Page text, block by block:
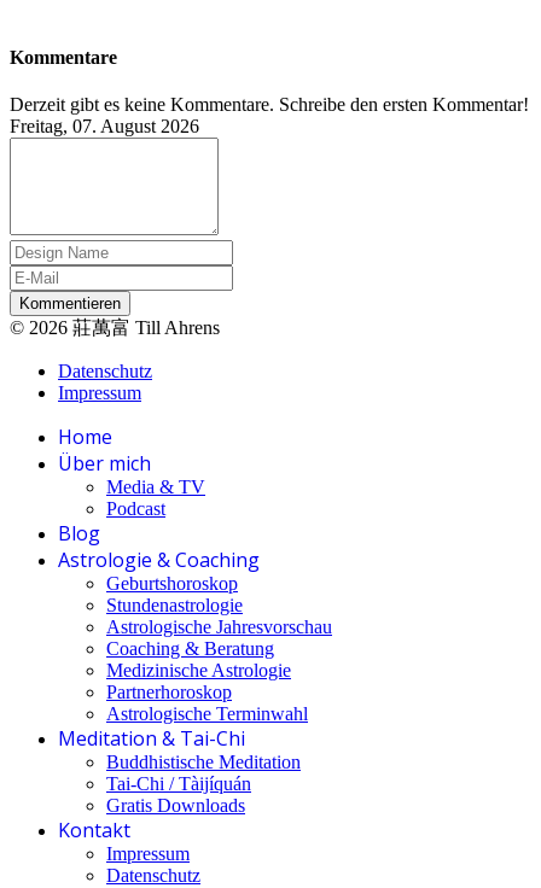
Kommentare
Derzeit gibt es keine Kommentare. Schreibe den ersten Kommentar!
Freitag, 07. August 2026
Kommentieren
© 2026 莊萬富 Till Ahrens
Datenschutz
Impressum
Home
Über mich
Media & TV
Podcast
Blog
Astrologie & Coaching
Geburtshoroskop
Stundenastrologie
Astrologische Jahresvorschau
Coaching & Beratung
Medizinische Astrologie
Partnerhoroskop
Astrologische Terminwahl
Meditation & Tai-Chi
Buddhistische Meditation
Tai-Chi / Tàijíquán
Gratis Downloads
Kontakt
Impressum
Datenschutz